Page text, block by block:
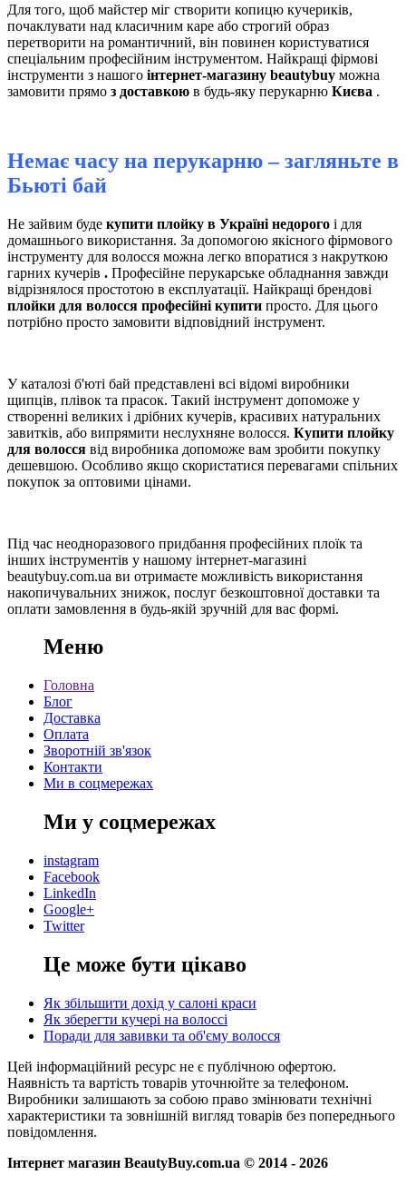
Для того, щоб майстер міг створити копицю кучериків,
почаклувати над класичним каре або строгий образ
перетворити на романтичний, він повинен користуватися
спеціальним професійним інструментом. Найкращі фірмові
інструменти з нашого інтернет-магазину beautybuy можна
замовити прямо з доставкою в будь-яку перукарню Києва .
Немає часу на перукарню – загляньте в
Бьюті бай
Не зайвим буде купити плойку в Україні недорого і для
домашнього використання. За допомогою якісного фірмового
інструменту для волосся можна легко впоратися з накруткою
гарних кучерів . Професійне перукарське обладнання завжди
відрізнялося простотою в експлуатації. Найкращі брендові
плойки для волосся професійні купити просто. Для цього
потрібно просто замовити відповідний інструмент.
У каталозі б'юті бай представлені всі відомі виробники
щипців, плівок та прасок. Такий інструмент допоможе у
створенні великих і дрібних кучерів, красивих натуральних
завитків, або випрямити неслухняне волосся. Купити плойку
для волосся від виробника допоможе вам зробити покупку
дешевшою. Особливо якщо скористатися перевагами спільних
покупок за оптовими цінами.
Під час неодноразового придбання професійних плоїк та
інших інструментів у нашому інтернет-магазині
beautybuy.com.ua ви отримаєте можливість використання
накопичувальних знижок, послуг безкоштовної доставки та
оплати замовлення в будь-якій зручній для вас формі.
Меню
Головна
Блог
Доставка
Оплата
Зворотній зв'язок
Контакти
Ми в соцмережах
Ми у соцмережах
instagram
Facebook
LinkedIn
Google+
Twitter
Це може бути цікаво
Як збільшити дохід у салоні краси
Як зберегти кучері на волоссі
Поради для завивки та об'єму волосся
Цей інформаційний ресурс не є публічною офертою.
Наявність та вартість товарів уточнюйте за телефоном.
Виробники залишають за собою право змінювати технічні
характеристики та зовнішній вигляд товарів без попереднього
повідомлення.
Інтернет магазин BeautyBuy.com.ua © 2014 - 2026